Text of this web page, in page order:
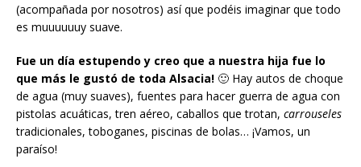
(acompañada por nosotros) así que podéis imaginar que todo
es muuuuuuy suave.
Fue un día estupendo y creo que a nuestra hija fue lo
que más le gustó de toda Alsacia! 🙂 Hay autos de choque
de agua (muy suaves), fuentes para hacer guerra de agua con
pistolas acuáticas, tren aéreo, caballos que trotan, carrouseles
tradicionales, toboganes, piscinas de bolas… ¡Vamos, un
paraíso!